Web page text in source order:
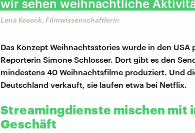
wir sehen weihnachtliche
Lena Koseck, Filmwissenschaftlerin
Das Konzept Weihnachtsstories wurde in den
Reporterin Simone Schlosser. Dort gibt es den
mindestens 40 Weihnachtsfilme produziert. Und
Deutschland verkauft, sie laufen etwa bei Netflix.
Streamingdienste mischen mit
Geschäft